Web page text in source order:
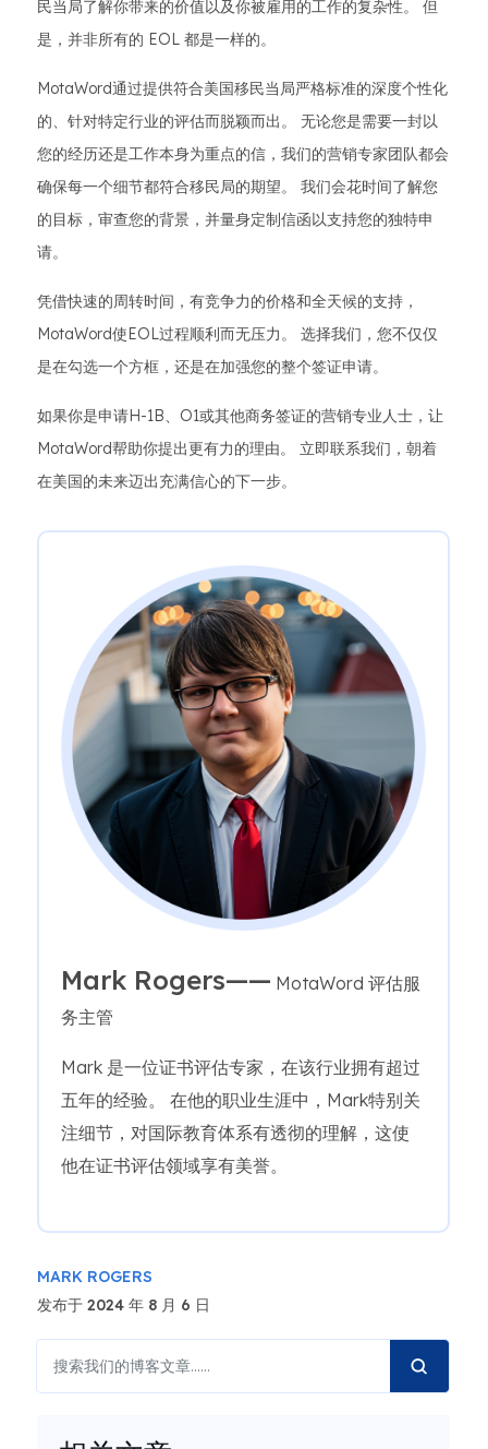
民当局了解你带来的价值以及你被雇用的工作的复杂性。 但
是，并非所有的 EOL 都是一样的。
MotaWord通过提供符合美国移民当局严格标准的深度个性化
的、针对特定行业的评估而脱颖而出。 无论您是需要一封以
您的经历还是工作本身为重点的信，我们的营销专家团队都会
确保每一个细节都符合移民局的期望。 我们会花时间了解您
的目标，审查您的背景，并量身定制信函以支持您的独特申
请。
凭借快速的周转时间，有竞争力的价格和全天候的支持，
MotaWord使EOL过程顺利而无压力。 选择我们，您不仅仅
是在勾选一个方框，还是在加强您的整个签证申请。
如果你是申请H-1B、O1或其他商务签证的营销专业人士，让
MotaWord帮助你提出更有力的理由。 立即联系我们，朝着
在美国的未来迈出充满信心的下一步。
Mark Rogers—— MotaWord 评估服
务主管
Mark 是一位证书评估专家，在该行业拥有超过
五年的经验。 在他的职业生涯中，Mark特别关
注细节，对国际教育体系有透彻的理解，这使
他在证书评估领域享有美誉。
MARK ROGERS
发布于 2024 年 8 月 6 日